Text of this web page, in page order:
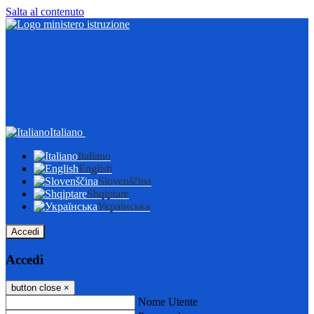
Salta al contenuto
Italiano
Italiano
English
Slovenščina
Shqiptare
Українська
Accedi
Accedi
button close ×
Nome Utente